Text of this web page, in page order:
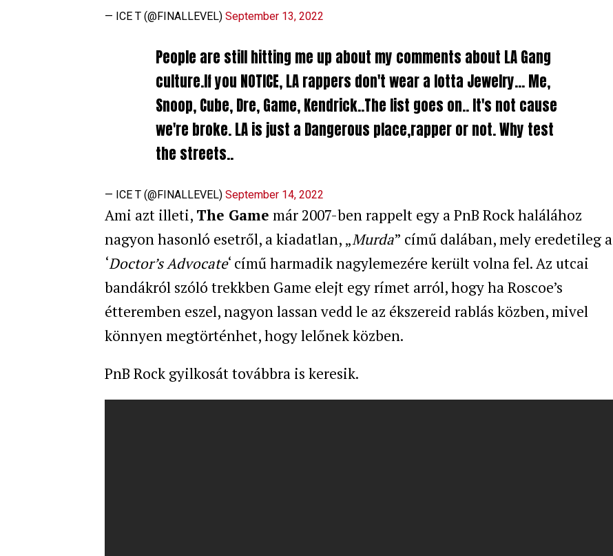
— ICE T (@FINALLEVEL) September 13, 2022
People are still hitting me up about my comments about LA Gang
culture.If you NOTICE, LA rappers don't wear a lotta Jewelry… Me,
Snoop, Cube, Dre, Game, Kendrick..The list goes on.. It's not cause
we're broke. LA is just a Dangerous place,rapper or not. Why test
the streets..
— ICE T (@FINALLEVEL) September 14, 2022
Ami azt illeti, The Game már 2007-ben rappelt egy a PnB Rock halálához
nagyon hasonló esetről, a kiadatlan, „Murda” című dalában, mely eredetileg a
‘Doctor’s Advocate‘ című harmadik nagylemezére került volna fel. Az utcai
bandákról szóló trekkben Game elejt egy rímet arról, hogy ha Roscoe’s
étteremben eszel, nagyon lassan vedd le az ékszereid rablás közben, mivel
könnyen megtörténhet, hogy lelőnek közben.
PnB Rock gyilkosát továbbra is keresik.